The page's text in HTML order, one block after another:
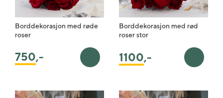
Borddekorasjon med røde
roser
750,- Legg i handlekurv
Borddekorasjon med rød
roser stor
1100,- Legg i